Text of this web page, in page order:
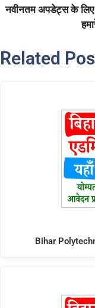
नवीनतम अपडेट्स के लिए
Related
Bihar